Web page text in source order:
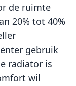
de ruimte
20% tot 40%
gebruik
radiator is
wil